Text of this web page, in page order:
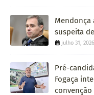
Mendonça
suspeita
julho 31, 2026
Pré-
Fogaça
convenção